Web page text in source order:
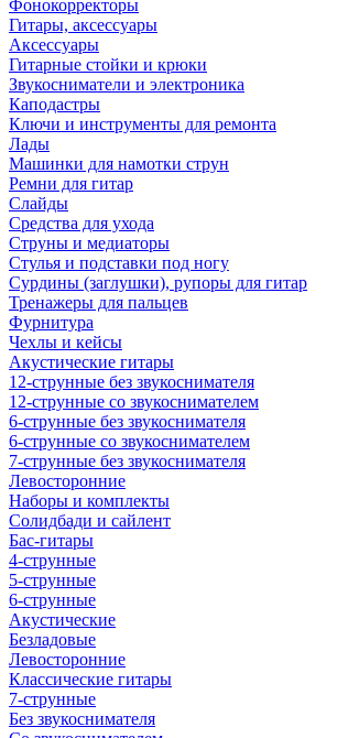
Фонокорректоры
Гитары, аксессуары
Аксессуары
Гитарные стойки и крюки
Звукосниматели и электроника
Каподастры
Ключи и инструменты для ремонта
Лады
Машинки для намотки струн
Ремни для гитар
Слайды
Средства для ухода
Струны и медиаторы
Стулья и подставки под ногу
Сурдины (заглушки), рупоры для гитар
Тренажеры для пальцев
Фурнитура
Чехлы и кейсы
Акустические гитары
12-струнные без звукоснимателя
12-струнные со звукоснимателем
6-струнные без звукоснимателя
6-струнные со звукоснимателем
7-струнные без звукоснимателя
Левосторонние
Наборы и комплекты
Солидбади и сайлент
Бас-гитары
4-струнные
5-струнные
6-струнные
Акустические
Безладовые
Левосторонние
Классические гитары
7-струнные
Без звукоснимателя